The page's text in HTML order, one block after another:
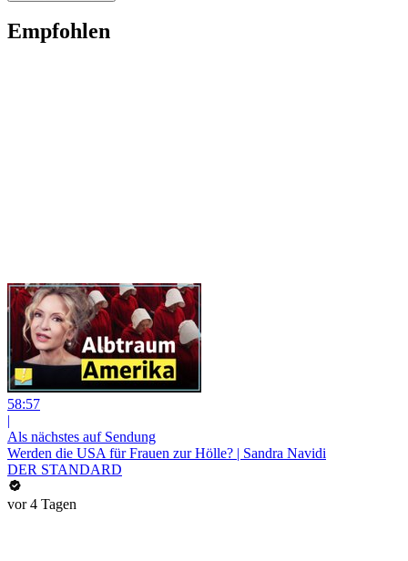
Empfohlen
58:57
|
Als nächstes auf Sendung
Werden die USA für Frauen zur Hölle? | Sandra Navidi
DER STANDARD
vor 4 Tagen